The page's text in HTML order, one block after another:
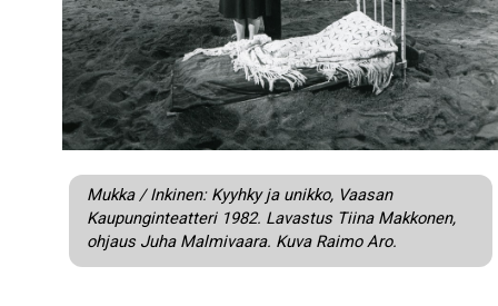
Mukka / Inkinen: Kyyhky ja unikko, Vaasan
Kaupunginteatteri 1982. Lavastus Tiina Makkonen,
ohjaus Juha Malmivaara. Kuva Raimo Aro.